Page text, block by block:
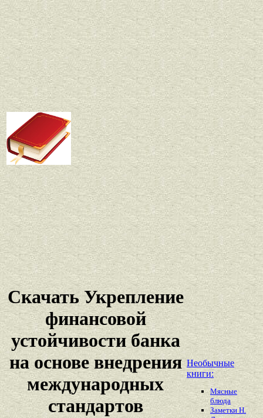
Скачать Укрепление
финансовой
устойчивости банка
на основе внедрения
международных
стандартов
Необычные
книги:
Мясные
блюда
Заметки Н.